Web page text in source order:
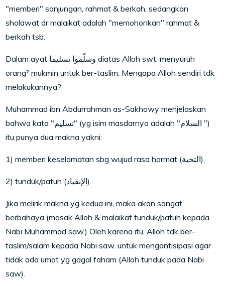
"memberi" sanjungan, rahmat & berkah, sedangkan
sholawat dr malaikat adalah "memohonkan" rahmat &
berkah tsb.
Dalam ayat وسلّموا تسليما diatas Alloh swt. menyuruh
orang² mukmin untuk ber-taslim. Mengapa Alloh sendiri tdk
melakukannya?
Muhammad ibn Abdurrahman as-Sakhowy menjelaskan
bahwa kata "تسليم" (yg isim masdarnya adalah "السلام ")
itu punya dua makna yakni:
1) memberi keselamatan sbg wujud rasa hormat (التحية),
2) tunduk/patuh (الإنقياد).
Jika melirik makna yg kedua ini, maka akan sangat
berbahaya (masak Alloh & malaikat tunduk/patuh kepada
Nabi Muhammad saw.) Oleh karena itu, Alloh tdk ber-
taslim/salam kepada Nabi saw. untuk mengantisipasi agar
tidak ada umat yg gagal faham (Alloh tunduk pada Nabi
saw).